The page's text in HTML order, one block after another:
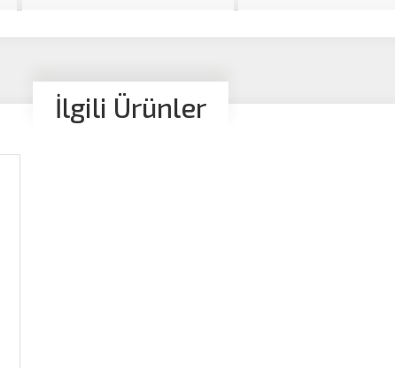
İlgili Ürünler